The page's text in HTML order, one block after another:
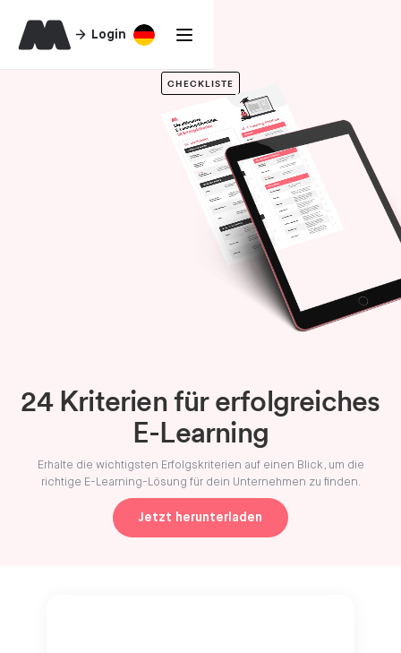
Login
CHECKLISTE
24 Kriterien für erfolgreiches
E-Learning
Erhalte die wichtigsten Erfolgskriterien auf einen Blick, um die
richtige E-Learning-Lösung für dein Unternehmen zu finden.
Jetzt herunterladen